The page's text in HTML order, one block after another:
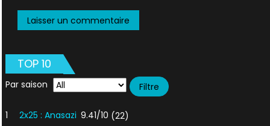
TOP 10
Par saison
1 2x25 : Anasazi 9.41/10 (22)